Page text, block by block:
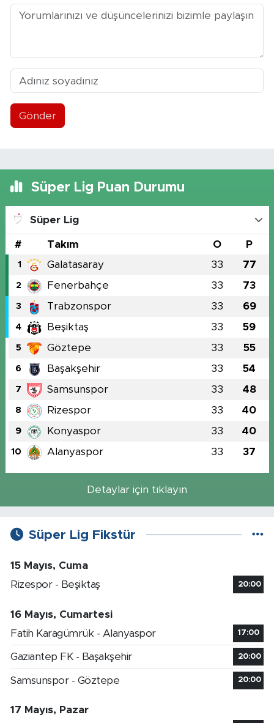
Gönder
Süper Lig Puan Durumu
Süper Lig
# Takım O P
1 Galatasaray 33 77
2 Fenerbahçe 33 73
3 Trabzonspor 33 69
4 Beşiktaş 33 59
5 Göztepe 33 55
6 Başakşehir 33 54
7 Samsunspor 33 48
8 Rizespor 33 40
9 Konyaspor 33 40
10 Alanyaspor 33 37
Detaylar için tıklayın
Süper Lig Fikstür
15 Mayıs, Cuma
Rizespor - Beşiktaş
20:00
16 Mayıs, Cumartesi
Fatih Karagümrük - Alanyaspor
17:00
Gaziantep FK - Başakşehir 20:00
Samsunspor - Göztepe 20:00
17 Mayıs, Pazar